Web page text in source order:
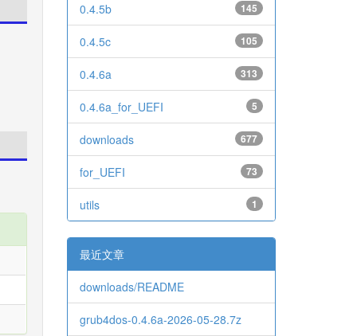
145
0.4.5b
105
0.4.5c
313
0.4.6a
5
0.4.6a_for_UEFI
677
downloads
73
for_UEFI
1
utils
最近文章
downloads/README
grub4dos-0.4.6a-2026-05-28.7z